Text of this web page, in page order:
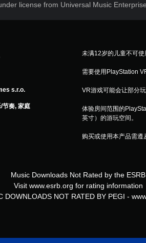
license from Universal Music
s.r.o.
节奏, 家庭
未满12岁的儿童不可使
需要使用PlayStation
VR游戏可能会让部分玩
体验房间范围的
英寸）的游玩空间。
购买或使用本产品需遵
Music Downloads Not Rated by the ESRB
Visit www.esrb.org for rating information
DOWNLOADS NOT RATED BY PEGI -